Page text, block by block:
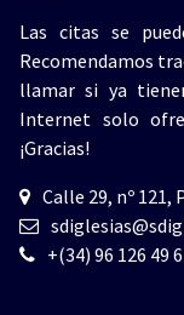
Las citas se
Recomendamos
llamar si ya
Internet solo
¡Gracias!
Calle 29, nº 121,
+(34) 96 126 49